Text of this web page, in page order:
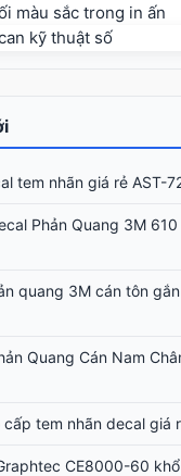
màu sắc trong in ấn
kỹ thuật số
tem nhãn giá rẻ AST-
Phản Quang 3M
quang 3M cán tôn
Quang Cán Nam
tem nhãn decal giá
CE8000-60